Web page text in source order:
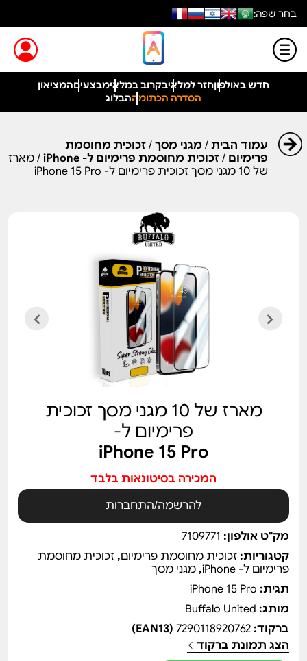
בחר שפה:
חדש באולפוןחזר למלאיבקרוב במלאימבצעיםהמציאון
הסדרה הכתומההבלוג
עמוד הבית/ מגני מסך/ זכוכית מחוסמת
פרימיום / זכוכית מחוסמת פרימיום ל- iPhone
/ מארז
של 10 מגני מסך זכוכית פרימיום ל- iPhone 15 Pro
מארז של 10 מגני מסך זכוכית
פרימיום ל-
iPhone 15 Pro
המכירה בסיטונאות בלבד
להרשמה/התחברות
מק"ט אולפון: 7109771
קטגוריות:זכוכית מחוסמת פרימיום,זכוכית מחוסמת
פרימיום ל- iPhone
,מגני מסך
תגית: iPhone 15 Pro
מותג: Buffalo United
ברקוד:7290118920762
(EAN13)
הצג תמונת ברקוד